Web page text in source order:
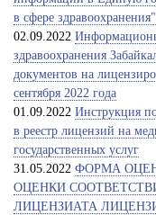
в сфере здравоохранения"
02.09.2022
здравоохранения
документов на
сентября 2022 года
01.09.2022 Инструкция
в реестр лицензий на
государственных услуг
31.05.2022 ФОРМА
ОЦЕНКИ
ЛИЦЕНЗИАТА